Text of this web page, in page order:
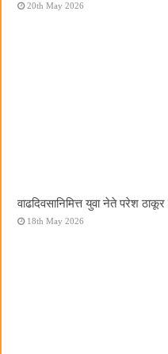
20th May 2026
वाढदिवसानिमित्त युवा नेते परेश ठाकूर
18th May 2026